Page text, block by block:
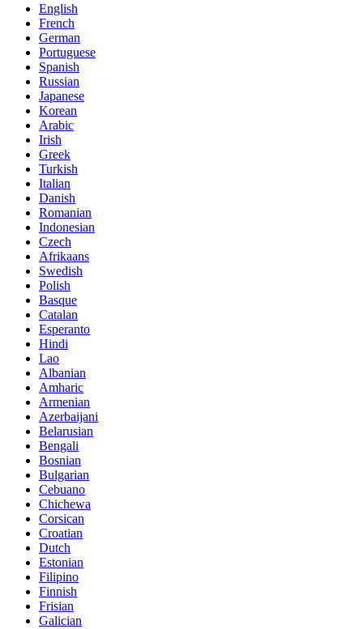
English
French
German
Portuguese
Spanish
Russian
Japanese
Korean
Arabic
Irish
Greek
Turkish
Italian
Danish
Romanian
Indonesian
Czech
Afrikaans
Swedish
Polish
Basque
Catalan
Esperanto
Hindi
Lao
Albanian
Amharic
Armenian
Azerbaijani
Belarusian
Bengali
Bosnian
Bulgarian
Cebuano
Chichewa
Corsican
Croatian
Dutch
Estonian
Filipino
Finnish
Frisian
Galician